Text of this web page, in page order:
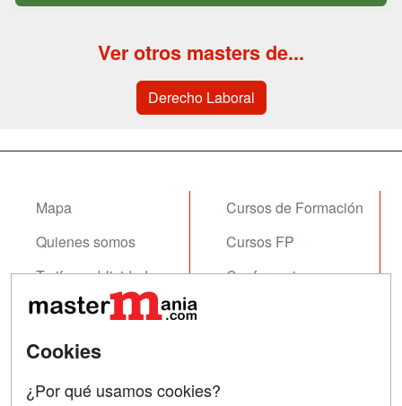
Ver otros masters de...
Derecho Laboral
Mapa
Quienes somos
Tarifas publicidad
Acceso Usuarios
Acceso Centros
Cursos de Formación
Cursos FP
Conferencias
Cookies
¿Por qué usamos cookies?